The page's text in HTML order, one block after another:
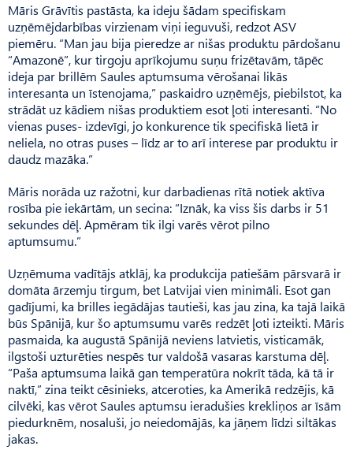
Māris Grāvītis pastāsta, ka ideju šādam specifiskam
uzņēmējdarbības virzienam viņi ieguvuši, redzot ASV
piemēru. “Man jau bija pieredze ar nišas produktu pārdošanu
“Amazo­nē”, kur tirgoju aprīkojumu suņu frizētavām, tāpēc
ideja par brillēm Saules aptumsuma vērošanai likās
interesanta un īstenojama,” paskaidro uzņēmējs, piebilstot, ka
strādāt uz kādiem nišas produktiem esot ļoti interesanti. “No
vienas puses- izdevīgi, jo konkurence tik specifiskā lietā ir
neliela, no otras puses – līdz ar to arī interese par produktu ir
daudz mazāka.”
Māris norāda uz ražotni, kur darbadienas rītā notiek aktīva
rosība pie iekārtām, un secina: “Iznāk, ka viss šis darbs ir 51
sekundes dēļ. Apmēram tik ilgi varēs vērot pilno
aptumsumu.”
Uzņēmuma vadītājs atklāj, ka produkcija patiešām pārsvarā ir
domāta ārzemju tirgum, bet Latvijai vien minimāli. Esot gan
gadījumi, ka brilles iegādājas tautieši, kas jau zina, ka tajā laikā
būs Spānijā, kur šo aptumsumu varēs redzēt ļoti izteikti. Māris
pasmaida, ka augustā Spānijā neviens latvietis, visticamāk,
ilgstoši uzturēties nespēs tur valdošā vasaras karstuma dēļ.
“Paša aptumsuma laikā gan temperatūra nokrīt tāda, kā tā ir
naktī,” zina teikt cēsinieks, atceroties, ka Amerikā redzējis, kā
cilvēki, kas vērot Saules aptumsu ieradušies krekliņos ar īsām
piedurknēm, nosaluši, jo neiedomājās, ka jāņem līdzi siltākas
jakas.